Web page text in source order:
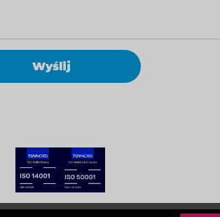
Wyślij